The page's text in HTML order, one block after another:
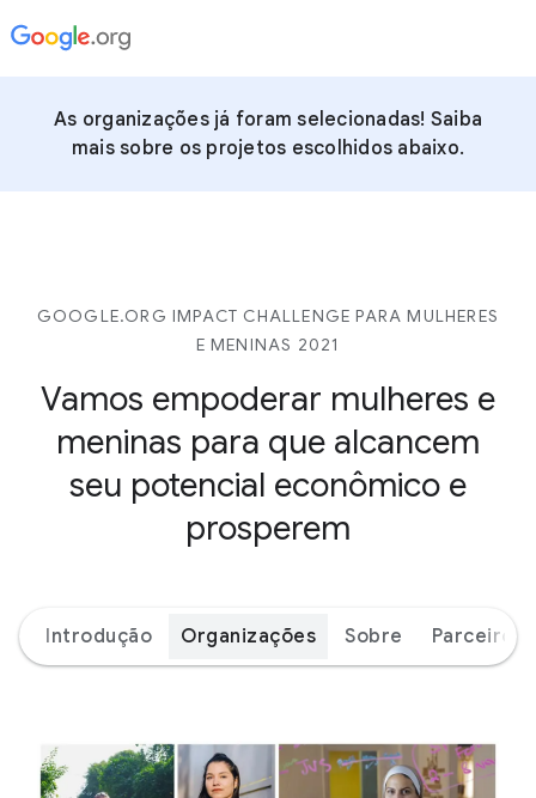
As organizações já foram selecionadas! Saiba
mais sobre os projetos escolhidos abaixo.
GOOGLE.ORG IMPACT CHALLENGE PARA MULHERES
E MENINAS 2021
Vamos empoderar mulheres e
meninas para que alcancem
seu potencial econômico e
prosperem
Introdução Organizações Sobre Parceiros